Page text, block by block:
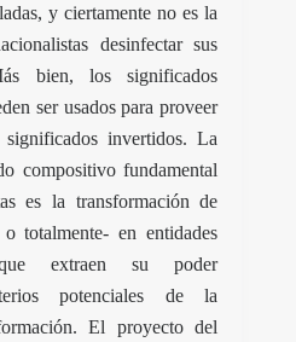
y ciertamente no es la
desinfectar sus
bien, los significados
ser usados para proveer
invertidos. La
compositivo fundamental
es la transformación de
totalmente- en entidades
que extraen su poder
potenciales de la
El proyecto del